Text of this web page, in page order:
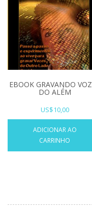
EBOOK GRAVANDO
DO ALÉM
US$10,00
ADICIONAR AO
CARRINHO